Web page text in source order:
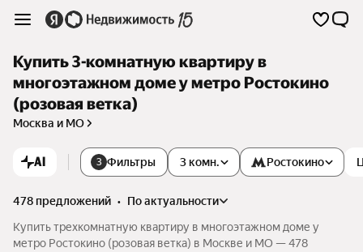
Купить 3-комнатную квартиру в
многоэтажном доме у метро Ростокино
(розовая ветка)
Москва и МО
AI 3 Фильтры 3 комн. Ростокино
478 предложений •
по актуальности
Купить трехкомнатную квартиру в многоэтажном доме у
метро Ростокино (розовая ветка) в Москве и МО — 478